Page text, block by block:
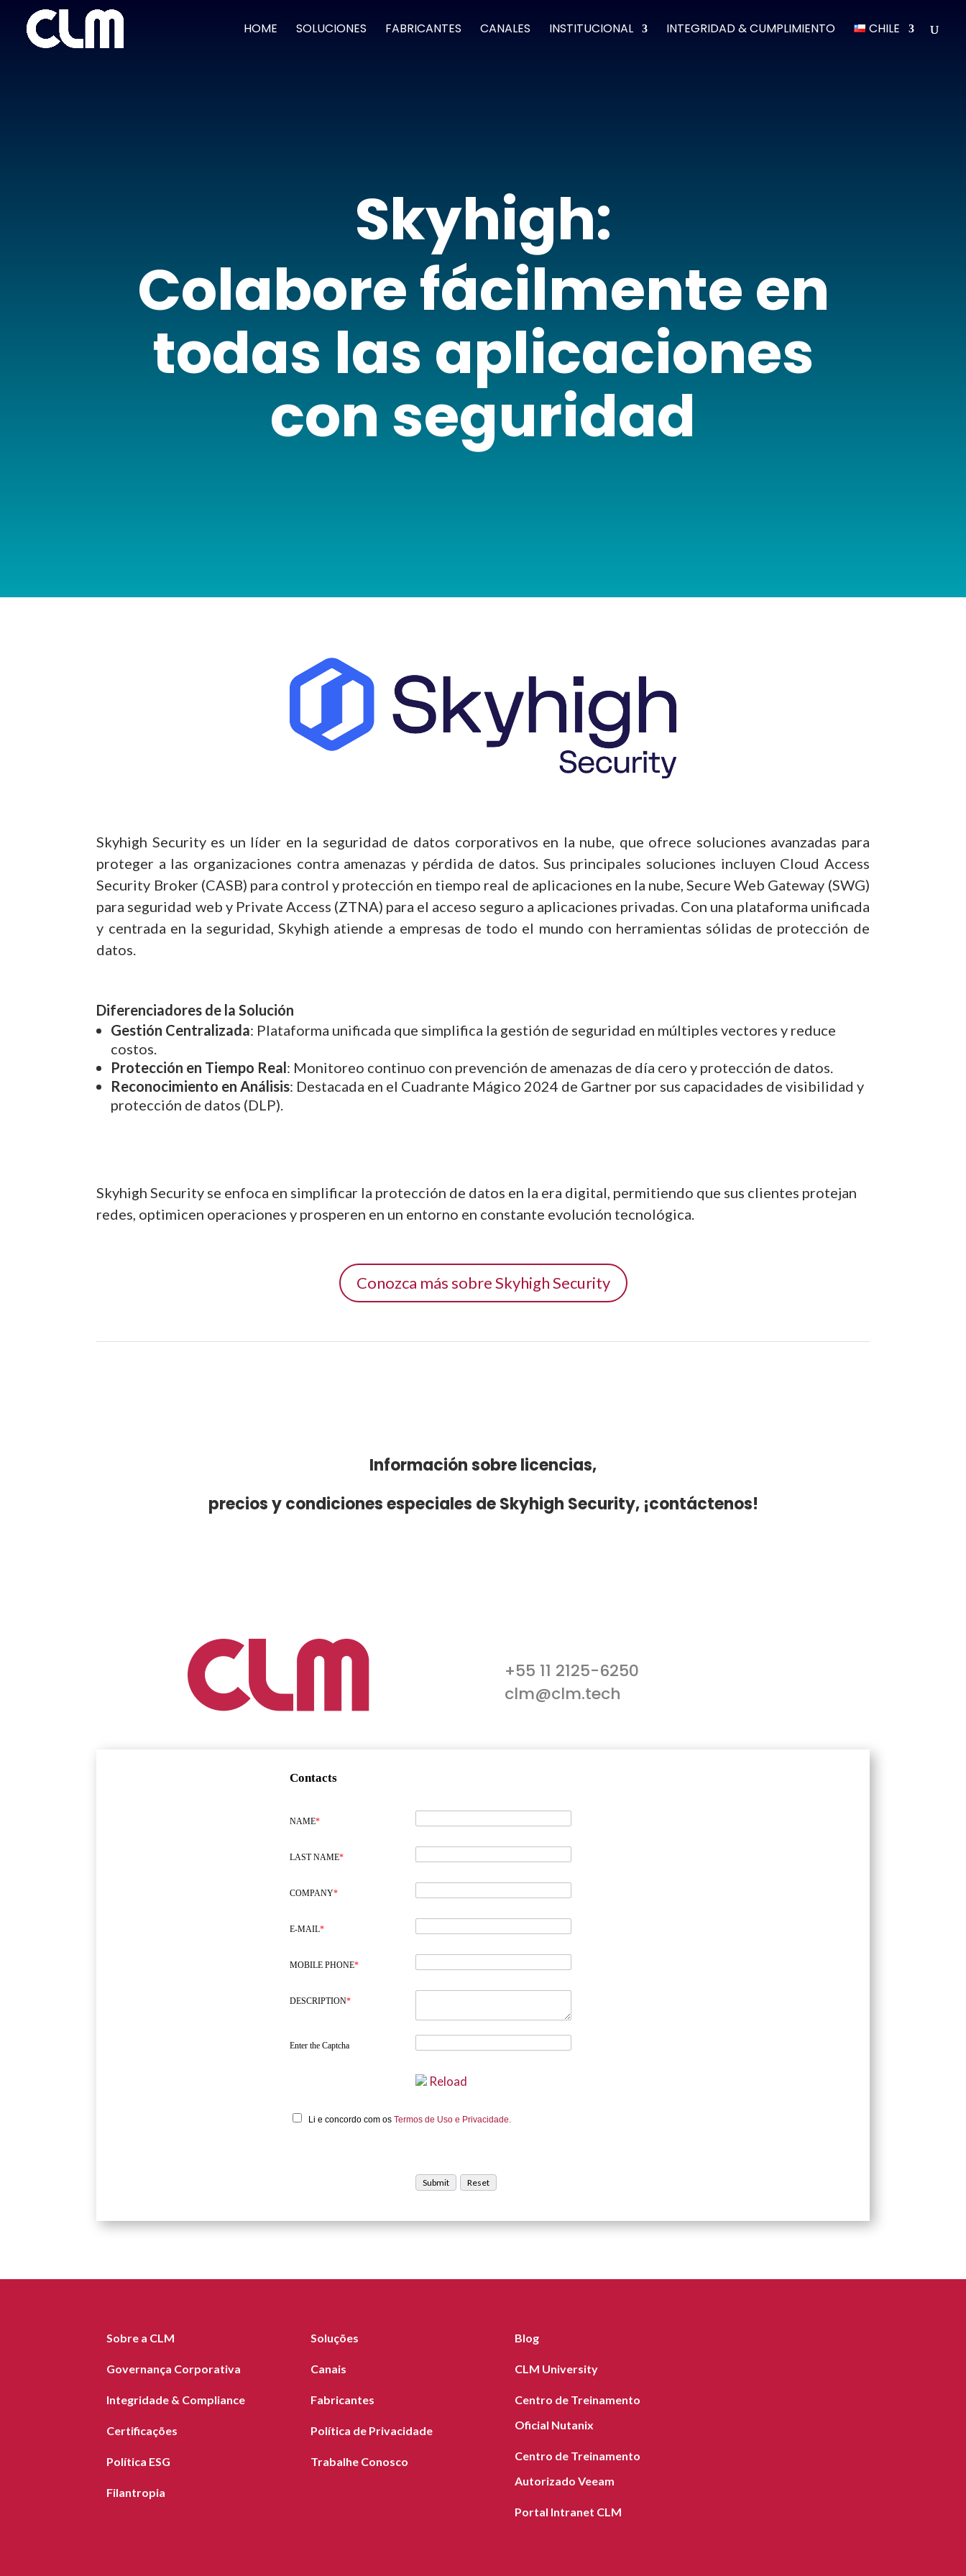
HOME SOLUCIONES FABRICANTES CANALES INSTITUCIONAL INTEGRIDAD & CUMPLIMIENTO CHILE
Skyhigh:
Colabore fácilmente en
todas las aplicaciones
con seguridad
Skyhigh Security es un líder en la seguridad de datos corporativos en la nube, que ofrece soluciones avanzadas para
proteger a las organizaciones contra amenazas y pérdida de datos. Sus principales soluciones incluyen Cloud Access
Security Broker (CASB) para control y protección en tiempo real de aplicaciones en la nube, Secure Web Gateway (SWG)
para seguridad web y Private Access (ZTNA) para el acceso seguro a aplicaciones privadas. Con una plataforma unificada
y centrada en la seguridad, Skyhigh atiende a empresas de todo el mundo con herramientas sólidas de protección de
datos.
Diferenciadores de la Solución
Gestión Centralizada: Plataforma unificada que simplifica la gestión de seguridad en múltiples vectores y reduce
costos.
Protección en Tiempo Real: Monitoreo continuo con prevención de amenazas de día cero y protección de datos.
Reconocimiento en Análisis: Destacada en el Cuadrante Mágico 2024 de Gartner por sus capacidades de visibilidad y
protección de datos (DLP).
Skyhigh Security se enfoca en simplificar la protección de datos en la era digital, permitiendo que sus clientes protejan
redes, optimicen operaciones y prosperen en un entorno en constante evolución tecnológica.
Conozca más sobre Skyhigh Security
Información sobre licencias,
precios y condiciones especiales de Skyhigh Security, ¡contáctenos!
+55 11 2125-6250
clm@clm.tech
Contacts
NAME*
LAST NAME*
COMPANY*
E-MAIL*
MOBILE PHONE*
DESCRIPTION*
Enter the Captcha
Reload
Li e concordo com os Termos de Uso e Privacidade.
Sobre a CLM
Governança Corporativa
Integridade & Compliance
Certificações
Política ESG
Filantropia
Soluções
Canais
Fabricantes
Política de Privacidade
Trabalhe Conosco
Blog
CLM University
Centro de Treinamento
Oficial Nutanix
Centro de Treinamento
Autorizado Veeam
Portal Intranet CLM